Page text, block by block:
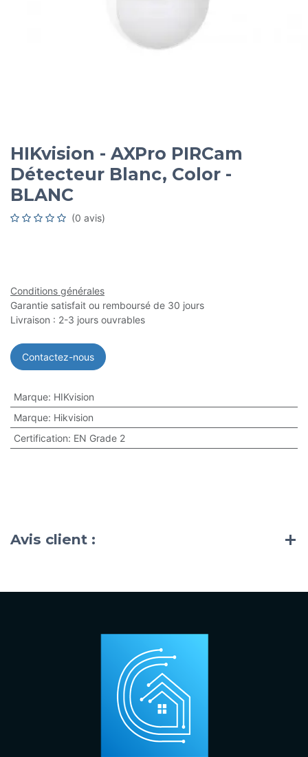
HIKvision - AXPro PIRCam
Détecteur Blanc, Color -
BLANC
(0 avis)
Conditions générales
Garantie satisfait ou remboursé de 30 jours
Livraison : 2-3 jours ouvrables
Contactez-nous
Marque: HIKvision
Marque: Hikvision
Certification: EN Grade 2
Avis client :